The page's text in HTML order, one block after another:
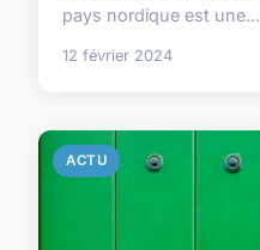
pays nordique est une...
12 février 2024
ACTU